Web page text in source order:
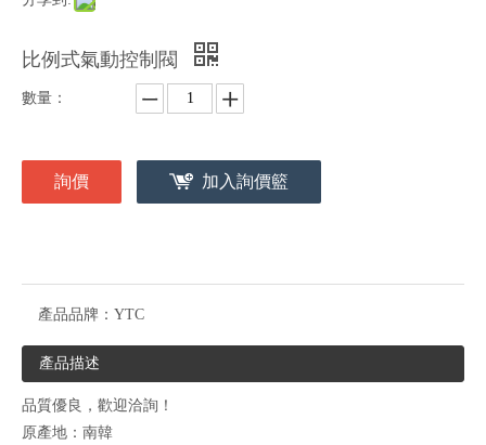
比例式氣動控制閥
數量：
詢價 加入詢價籃
產品品牌： YTC
產品描述
品質優良，歡迎洽詢！
原產地：南韓